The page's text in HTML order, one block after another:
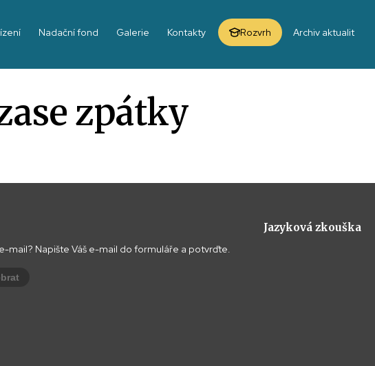
Nadační fond Galerie Kontakty Rozvrh Archiv aktualit
zpátky
mail? Napište Váš e-mail do formuláře a potvrďte.
Jazyková zkouška